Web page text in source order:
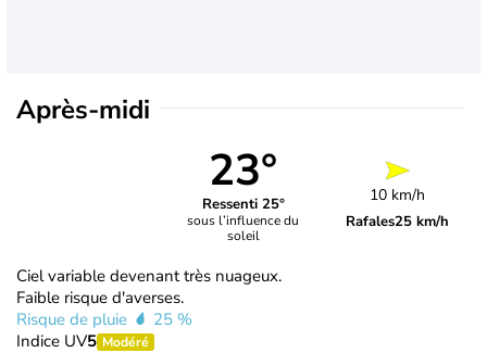
Après-midi
23°
Ressenti 25°
sous l’influence du
soleil
10 km/h
Rafales25 km/h
Ciel variable devenant très nuageux.
Faible risque d'averses.
Risque de pluie
25 %
Indice UV5 Modéré